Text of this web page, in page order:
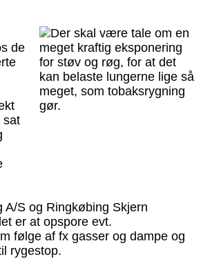
de
sat
A/S og Ringkøbing Skjern
er at opspore evt.
følge af fx gasser og dampe og
rygestop.